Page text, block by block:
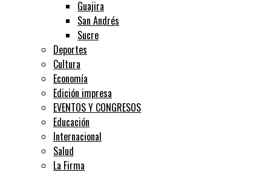
Guajira
San Andrés
Sucre
Deportes
Cultura
Economía
Edición impresa
EVENTOS Y CONGRESOS
Educación
Internacional
Salud
La Firma